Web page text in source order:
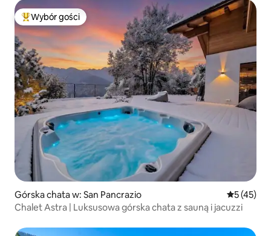
Najpopularniejsze z kategorii Wybór gości
Wybór gości
Górska chata w: San Pancrazio Średnia
5 (45)
Chalet Astra | Luksusowa górska chata z sauną i jacuzzi